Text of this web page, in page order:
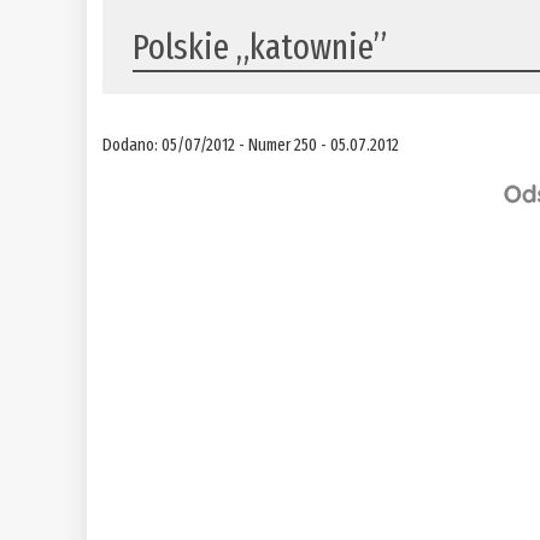
Polskie „katownie”
Dodano: 05/07/2012 - Numer 250 - 05.07.2012